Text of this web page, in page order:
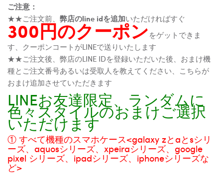
ご注意：
★★ご注文前、 弊店のline idを追加いただければすぐ
300円のクーポンをゲットできま
す、クーポンコートがLINEで送りいたします
★★ご注文後、弊店のLINE IDを登録いただいた後、おまけ機
種とご注文番号あるいは受取人を教えてください、こちらが
おまけ追加させていただきます
LINEお友達限定、ランダムに
色々スタイルのおまけご選択
いただけます
① すべて機種のスマホケース<galaxy zとaとsシリ
ーズ、aquosシリーズ、xpeiraシリーズ、google
pixel シリーズ、ipadシリーズ、iphoneシリーズな
ど>